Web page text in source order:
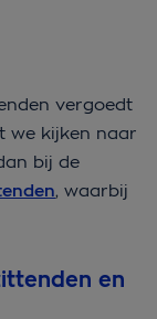
vergoedt
we kijken naar
bij de
, waarbij
en